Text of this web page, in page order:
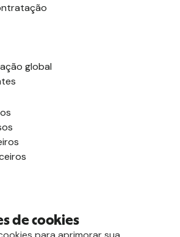
global
de cookies